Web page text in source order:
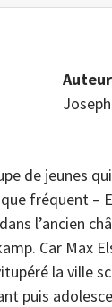
Joseph
de jeunes
fréquent –
l’ancien
Car Max
la ville
puis